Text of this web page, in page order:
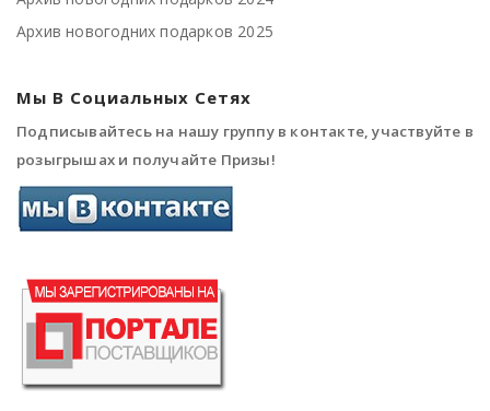
Архив новогодних подарков 2025
Мы В Социальных Сетях
Подписывайтесь на нашу группу в контакте, участвуйте в
розыгрышах и получайте Призы!